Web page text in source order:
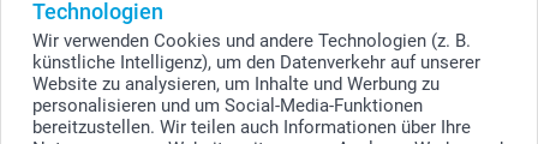
Technologien
Wir verwenden Cookies und andere Technologien (z. B.
künstliche Intelligenz), um den Datenverkehr auf unserer
Website zu analysieren, um Inhalte und Werbung zu
personalisieren und um Social-Media-Funktionen
bereitzustellen. Wir teilen auch Informationen über Ihre
Other Countries
Alle Preise verstehen sich in Schweizer Franken (CHF) inkl. MwSt. und zzgl.
Versandkosten.